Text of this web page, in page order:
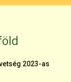
2023-as